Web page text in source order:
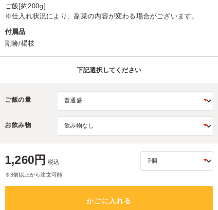
ご飯[約200g]
※仕入れ状況により、副菜の内容が変わる場合がございます。
付属品
割箸/楊枝
下記選択してください
ご飯の量
お飲み物
1,260円 税込
※3個以上から注文可能
かごに入れる